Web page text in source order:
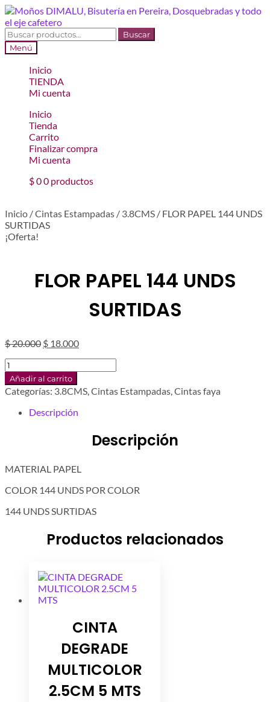
Ir
a
la
navegación
Ir
al
contenido
Buscar
por:
Buscar
Menú
Inicio
TIENDA
Mi cuenta
Inicio
Tienda
Carrito
Finalizar compra
Mi cuenta
$00 productos
Inicio /Cintas Estampadas / 3.8CMS / FLOR PAPEL 144 UNDS
SURTIDAS
¡Oferta!
FLOR PAPEL 144 UNDS
SURTIDAS
$20.000 El
era:
$ 20.000.
$ 18.000El
$ 18.000.
FLOR
PAPEL
144
UNDS
SURTIDAS
Añadir al carrito
Categorías: 3.8CMS,Cintas Estampadas,Cintas faya
Descripción
Descripción
MATERIAL PAPEL
COLOR 144 UNDS POR COLOR
144 UNDS SURTIDAS
Productos relacionados
CINTA
DEGRADE
MULTICOLOR
2.5CM 5 MTS